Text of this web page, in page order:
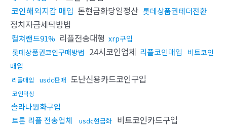
코인해외지갑 매입 돈현금화당일정산 롯데상품권테더전환
정치자금세탁방법
컬쳐랜드91% 리플전송대행 xrp구입
롯데상품권코인구매방법 24시코인업체 리플코인매입
비트코인
매입
리플매입 usdc판매 도난신용카드코인구입
코인믹싱
솔라나원화구입
트론 리플 전송업체
usdc현금화 비트코인카드구입